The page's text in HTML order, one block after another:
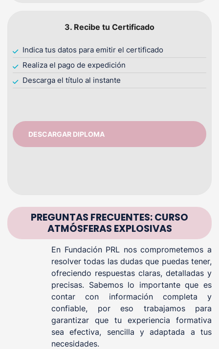
3. Recibe tu Certificado
Indica tus datos para emitir el certificado
Realiza el pago de expedición
Descarga el título al instante
DESCARGAR DIPLOMA
PREGUNTAS FRECUENTES: CURSO
ATMÓSFERAS EXPLOSIVAS
En Fundación PRL nos comprometemos a
resolver todas las dudas que puedas tener,
ofreciendo respuestas claras, detalladas y
precisas. Sabemos lo importante que es
contar con información completa y
confiable, por eso trabajamos para
garantizar que tu experiencia formativa
sea efectiva, sencilla y adaptada a tus
necesidades.